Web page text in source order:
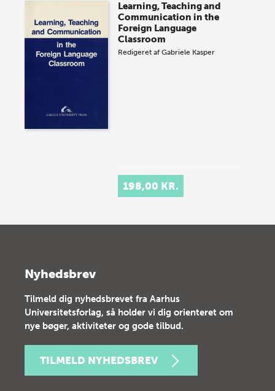
Learning, Teaching and
Communication in the
Foreign Language
Classroom
Redigeret afGabriele Kasper
198,00 KR.
Nyhedsbrev
Tilmeld dig nyhedsbrevet fra Aarhus
Universitetsforlag, så holder vi dig orienteret om
nye bøger, aktiviteter og gode tilbud.
TILMELD NYHEDSBREV